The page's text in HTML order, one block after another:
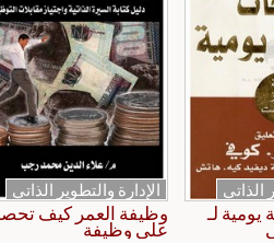
الذاتي
لـ
الإدارة والتطوير الذاتي
وظيفة العمر كيف
على وظيفة